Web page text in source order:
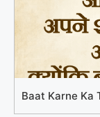
Baat Karne Ka